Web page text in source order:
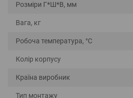
Розміри Г*Ш*В, мм
Вага, кг
Робоча температура, °С
Колір корпусу
Країна виробник
Тип монтажу